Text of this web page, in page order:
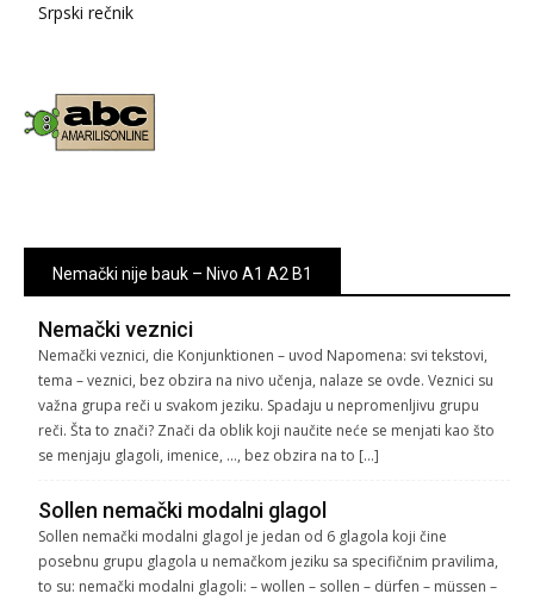
Srpski rečnik
Nemački nije bauk – Nivo A1 A2 B1
Nemački veznici
Nemački veznici, die Konjunktionen – uvod Napomena: svi tekstovi,
tema – veznici, bez obzira na nivo učenja, nalaze se ovde. Veznici su
važna grupa reči u svakom jeziku. Spadaju u nepromenljivu grupu
reči. Šta to znači? Znači da oblik koji naučite neće se menjati kao što
se menjaju glagoli, imenice, …, bez obzira na to […]
Sollen nemački modalni glagol
Sollen nemački modalni glagol je jedan od 6 glagola koji čine
posebnu grupu glagola u nemačkom jeziku sa specifičnim pravilima,
to su: nemački modalni glagoli: – wollen – sollen – dürfen – müssen –